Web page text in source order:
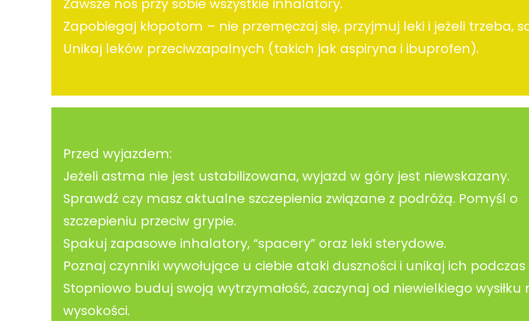
Zawsze noś przy sobie wszystkie inhalatory.
Zapobiegaj kłopotom – nie przemęczaj się, przyjmuj leki i jeżeli trzeba,
Unikaj leków przeciwzapalnych (takich jak aspiryna i ibuprofen).
Przed wyjazdem:
Jeżeli astma nie jest ustabilizowana, wyjazd w góry jest niewskazany.
Sprawdź czy masz aktualne szczepienia związane z podróżą. Pomyśl o
szczepieniu przeciw grypie.
Spakuj zapasowe inhalatory, “spacery” oraz leki sterydowe.
Poznaj czynniki wywołujące u ciebie ataki duszności i unikaj ich
Stopniowo buduj swoją wytrzymałość, zaczynaj od niewielkiego wysiłku
wysokości.